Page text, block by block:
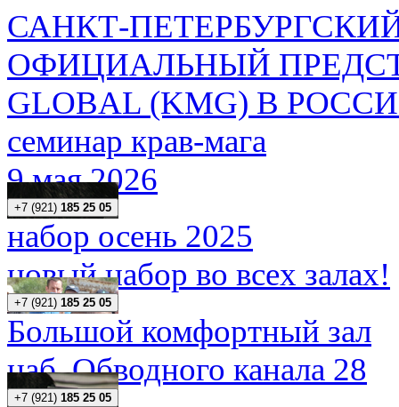
САНКТ-
ОФИЦИАЛЬНЫЙ
GLOBAL (KMG) В
семинар крав-мага
9 мая 2026
+7 (921) 185 25 05
набор осень 2025
новый набор во всех залах!
+7 (921) 185 25 05
Большой комфортный зал
наб. Обводного канала 28
+7 (921) 185 25 05